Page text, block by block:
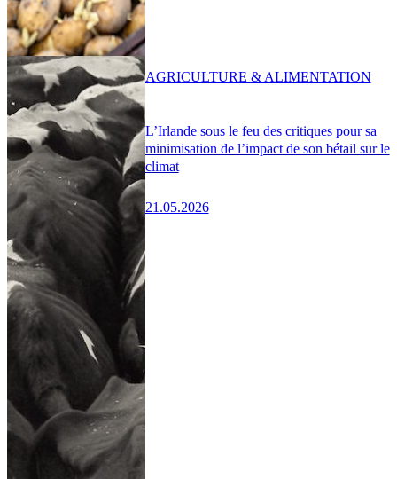
L’Irlande sous le feu des critiques pour sa
minimisation de l’impact de son bétail sur le
climat
21.05.2026
AGRICULTURE & ALIMENTATION